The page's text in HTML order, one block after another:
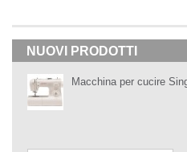
NUOVI PRODOTTI
Macchina per cucire